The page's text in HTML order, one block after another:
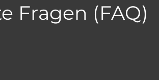
Fragen (FAQ)